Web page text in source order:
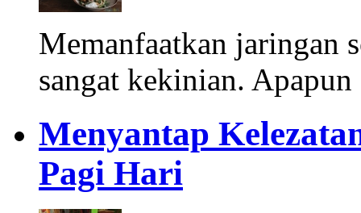
Memanfaatkan jaringan
sangat kekinian.
Menyantap
Pagi Hari